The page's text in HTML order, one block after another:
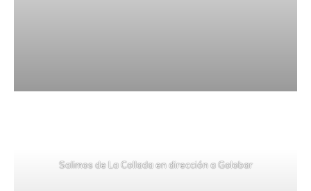
Salimos de La Collada en dirección a Golobar